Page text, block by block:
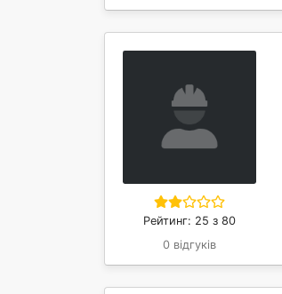
Рейтинг: 25 з 80
0 відгуків